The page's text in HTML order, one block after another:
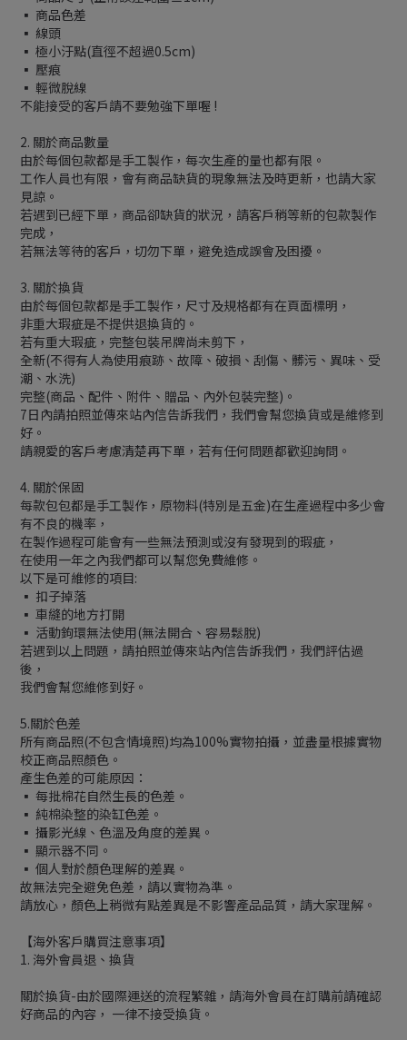
▪ 商品色差
▪ 線頭
▪ 極小汙點(直徑不超過0.5cm)
▪ 壓痕
▪ 輕微脫線
不能接受的客戶請不要勉強下單喔 !
2. 關於商品數量
由於每個包款都是手工製作，每次生產的量也都有限。
工作人員也有限，會有商品缺貨的現象無法及時更新，也請大家
見諒。
若遇到已經下單，商品卻缺貨的狀況，請客戶稍等新的包款製作
完成，
若無法等待的客戶，切勿下單，避免造成誤會及困擾。
3. 關於換貨
由於每個包款都是手工製作，尺寸及規格都有在頁面標明，
非重大瑕疵是不提供退換貨的。
若有重大瑕疵，完整包裝吊牌尚未剪下，
全新(不得有人為使用痕跡、故障、破損、刮傷、髒污、異味、受
潮、水洗)
完整(商品、配件、附件、贈品、內外包裝完整)。
7日內請拍照並傳來站內信告訴我們，我們會幫您換貨或是維修到
好。
請親愛的客戶考慮清楚再下單，若有任何問題都歡迎詢問。
4. 關於保固
每款包包都是手工製作，原物料(特別是五金)在生產過程中多少會
有不良的機率，
在製作過程可能會有一些無法預測或沒有發現到的瑕疵，
在使用一年之內我們都可以幫您免費維修。
以下是可維修的項目:
▪ 扣子掉落
▪ 車縫的地方打開
▪ 活動鉤環無法使用(無法開合、容易鬆脫)
若遇到以上問題，請拍照並傳來站內信告訴我們，我們評估過
後，
我們會幫您維修到好。
5.關於色差
所有商品照(不包含情境照)均為100%實物拍攝，並盡量根據實物
校正商品照顏色。
產生色差的可能原因：
▪ 每批棉花自然生長的色差。
▪ 純棉染整的染缸色差。
▪ 攝影光線、色溫及角度的差異。
▪ 顯示器不同。
▪ 個人對於顏色理解的差異。
故無法完全避免色差，請以實物為準。
請放心，顏色上稍微有點差異是不影響產品品質，請大家理解。
【海外客戶購買注意事項】
1. 海外會員退、換貨
關於換貨-由於國際運送的流程繁雜，請海外會員在訂購前請確認
好商品的內容， 一律不接受換貨。